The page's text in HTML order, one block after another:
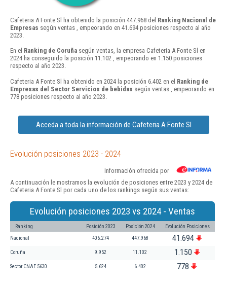
Cafeteria A Fonte Sl ha obtenido la posición 447.968 del Ranking Nacional de
Empresas según ventas , empeorando en 41.694 posiciones respecto al año
2023.
En el Ranking de Coruña según ventas, la empresa Cafeteria A Fonte Sl en
2024 ha conseguido la posición 11.102 , empeorando en 1.150 posiciones
respecto al año 2023.
Cafeteria A Fonte Sl ha obtenido en 2024 la posición 6.402 en el Ranking de
Empresas del Sector Servicios de bebidas según ventas , empeorando en
778 posiciones respecto al año 2023.
Acceda a toda la información de Cafeteria A Fonte Sl
Evolución posiciones 2023 - 2024
Información ofrecida por
A continuación le mostramos la evolución de posiciones entre 2023 y 2024 de
Cafeteria A Fonte Sl por cada uno de los rankings según sus ventas:
Evolución posiciones 2023 vs 2024 - Ventas
Ranking Posición 2023 Posición 2024 Evolución Posiciones
Nacional 406.274 447.968 41.694
Coruña 9.952 11.102 1.150
Sector CNAE 5630 5.624 6.402 778